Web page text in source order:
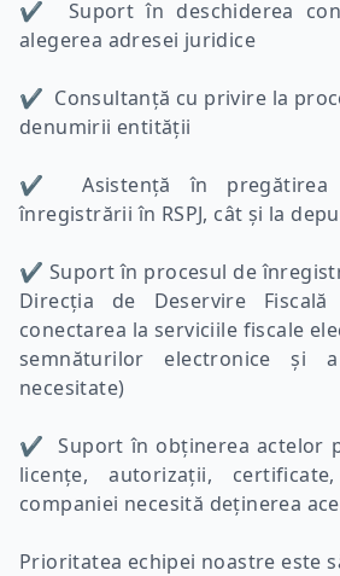
✔ Suport în deschiderea
alegerea adresei juridice
✔ Consultanță cu privire la
denumirii entității
✔ Asistență în pregătirea
înregistrării în RSPJ, cât și la
✔ Suport în procesul de
Direcția de Deservire
conectarea la serviciile fiscale
semnăturilor electronice și
necesitate)
✔ Suport în obținerea actelor
licențe, autorizații,
companiei necesită deținerea
Prioritatea echipei noastre este